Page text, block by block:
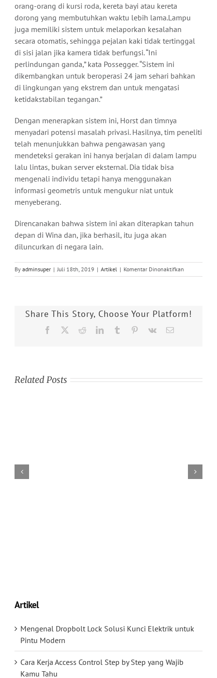
orang-orang di kursi roda, kereta bayi atau kereta
dorong yang membutuhkan waktu lebih lama.Lampu
juga memiliki sistem untuk melaporkan kesalahan
secara otomatis, sehingga pejalan kaki tidak tertinggal
di sisi jalan jika kamera tidak berfungsi. “Ini
perlindungan ganda,” kata Possegger. “Sistem ini
dikembangkan untuk beroperasi 24 jam sehari bahkan
di lingkungan yang ekstrem dan untuk mengatasi
ketidakstabilan tegangan.”
Dengan menerapkan sistem ini, Horst dan timnya
menyadari potensi masalah privasi. Hasilnya, tim peneliti
telah menunjukkan bahwa pengawasan yang
mendeteksi gerakan ini hanya berjalan di dalam lampu
lalu lintas, bukan server eksternal. Dia tidak bisa
mengenali individu tetapi hanya menggunakan
informasi geometris untuk mengukur niat untuk
menyeberang.
Direncanakan bahwa sistem ini akan diterapkan tahun
depan di Wina dan, jika berhasil, itu juga akan
diluncurkan di negara lain.
By adminsuper | Juli 18th, 2019 | Artikel | Komentar Dinonaktifkan
Lampu
Bisa
Share This Story, Choose Your Platform!
Facebook RedditLinkedInTumblr Pinterest
Vk Email
Related Posts
Artikel
Mengenal Dropbolt Lock Solusi Kunci Elektrik untuk
Pintu Modern
Cara Kerja Access Control Step by Step yang Wajib
Kamu Tahu